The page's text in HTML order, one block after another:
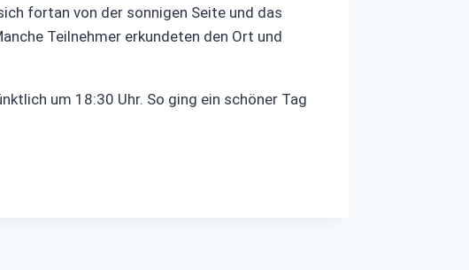
fortan von der sonnigen Seite und das
Teilnehmer erkundeten den Ort und
um 18:30 Uhr. So ging ein schöner Tag